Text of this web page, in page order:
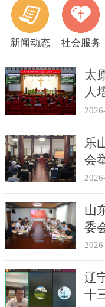
新闻动态 社会服务
太
人
乐
会
行
山
委
辽
十